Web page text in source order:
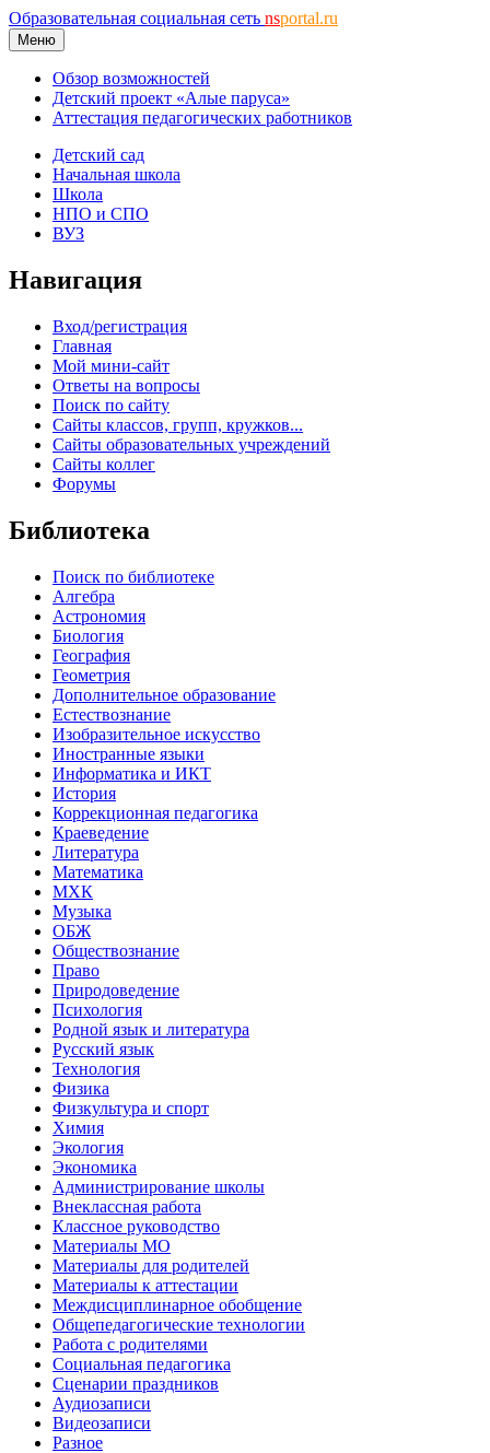
Образовательная социальная сеть nsportal.ru
Меню
Обзор возможностей
Детский проект «Алые паруса»
Аттестация педагогических работников
Детский сад
Начальная школа
Школа
НПО и СПО
ВУЗ
Навигация
Вход/регистрация
Главная
Мой мини-сайт
Ответы на вопросы
Поиск по сайту
Сайты классов, групп, кружков...
Сайты образовательных учреждений
Сайты коллег
Форумы
Библиотека
Поиск по библиотеке
Алгебра
Астрономия
Биология
География
Геометрия
Дополнительное образование
Естествознание
Изобразительное искусство
Иностранные языки
Информатика и ИКТ
История
Коррекционная педагогика
Краеведение
Литература
Математика
МХК
Музыка
ОБЖ
Обществознание
Право
Природоведение
Психология
Родной язык и литература
Русский язык
Технология
Физика
Физкультура и спорт
Химия
Экология
Экономика
Администрирование школы
Внеклассная работа
Классное руководство
Материалы МО
Материалы для родителей
Материалы к аттестации
Междисциплинарное обобщение
Общепедагогические технологии
Работа с родителями
Социальная педагогика
Сценарии праздников
Аудиозаписи
Видеозаписи
Разное